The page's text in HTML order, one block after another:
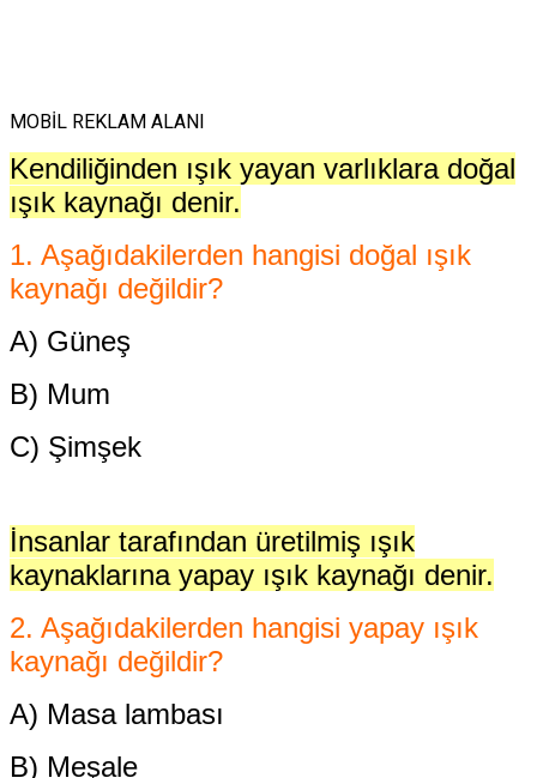
MOBİL REKLAM ALANI
Kendiliğinden ışık yayan varlıklara doğal
ışık kaynağı denir.
1. Aşağıdakilerden hangisi doğal ışık
kaynağı değildir?
A) Güneş
B) Mum
C) Şimşek
İnsanlar tarafından üretilmiş ışık
kaynaklarına yapay ışık kaynağı denir.
2. Aşağıdakilerden hangisi yapay ışık
kaynağı değildir?
A) Masa lambası
B) Meşale